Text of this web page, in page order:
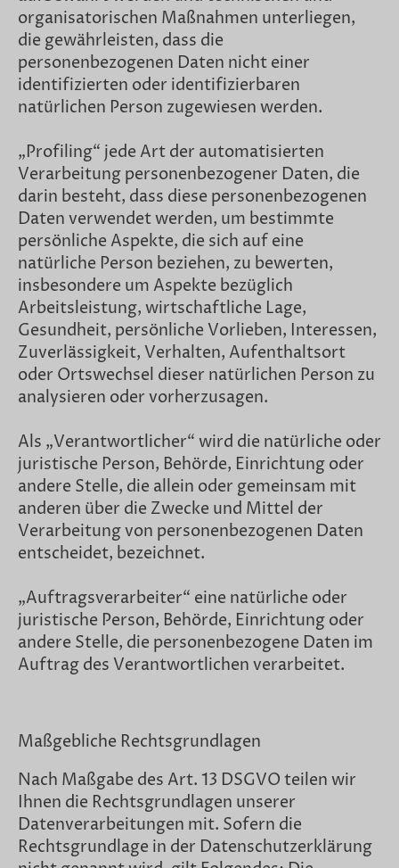
organisatorischen Maßnahmen unterliegen,
die gewährleisten, dass die
personenbezogenen Daten nicht einer
identifizierten oder identifizierbaren
natürlichen Person zugewiesen werden.
„Profiling“ jede Art der automatisierten
Verarbeitung personenbezogener Daten, die
darin besteht, dass diese personenbezogenen
Daten verwendet werden, um bestimmte
persönliche Aspekte, die sich auf eine
natürliche Person beziehen, zu bewerten,
insbesondere um Aspekte bezüglich
Arbeitsleistung, wirtschaftliche Lage,
Gesundheit, persönliche Vorlieben, Interessen,
Zuverlässigkeit, Verhalten, Aufenthaltsort
oder Ortswechsel dieser natürlichen Person zu
analysieren oder vorherzusagen.
Als „Verantwortlicher“ wird die natürliche oder
juristische Person, Behörde, Einrichtung oder
andere Stelle, die allein oder gemeinsam mit
anderen über die Zwecke und Mittel der
Verarbeitung von personenbezogenen Daten
entscheidet, bezeichnet.
„Auftragsverarbeiter“ eine natürliche oder
juristische Person, Behörde, Einrichtung oder
andere Stelle, die personenbezogene Daten im
Auftrag des Verantwortlichen verarbeitet.
Maßgebliche Rechtsgrundlagen
Nach Maßgabe des Art. 13 DSGVO teilen wir
Ihnen die Rechtsgrundlagen unserer
Datenverarbeitungen mit. Sofern die
Rechtsgrundlage in der Datenschutzerklärung